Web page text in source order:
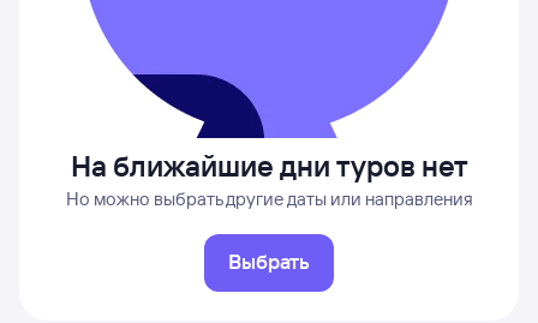
На ближайшие дни туров нет
Но можно выбрать другие даты или направления
Выбрать